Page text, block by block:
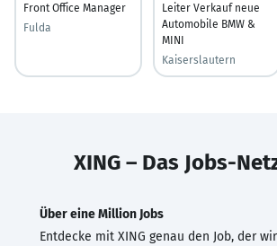
Front Office Manager
Fulda
Leiter Verkauf neue
Automobile BMW &
MINI
Kaiserslautern
XING – Das Jobs-
Über eine Million Jobs
Entdecke mit XING genau den Job, der